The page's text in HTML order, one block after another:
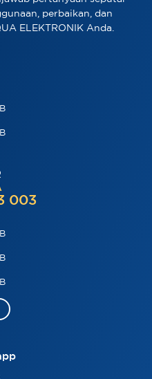
perbaikan, dan
ELEKTRONIK Anda.
003